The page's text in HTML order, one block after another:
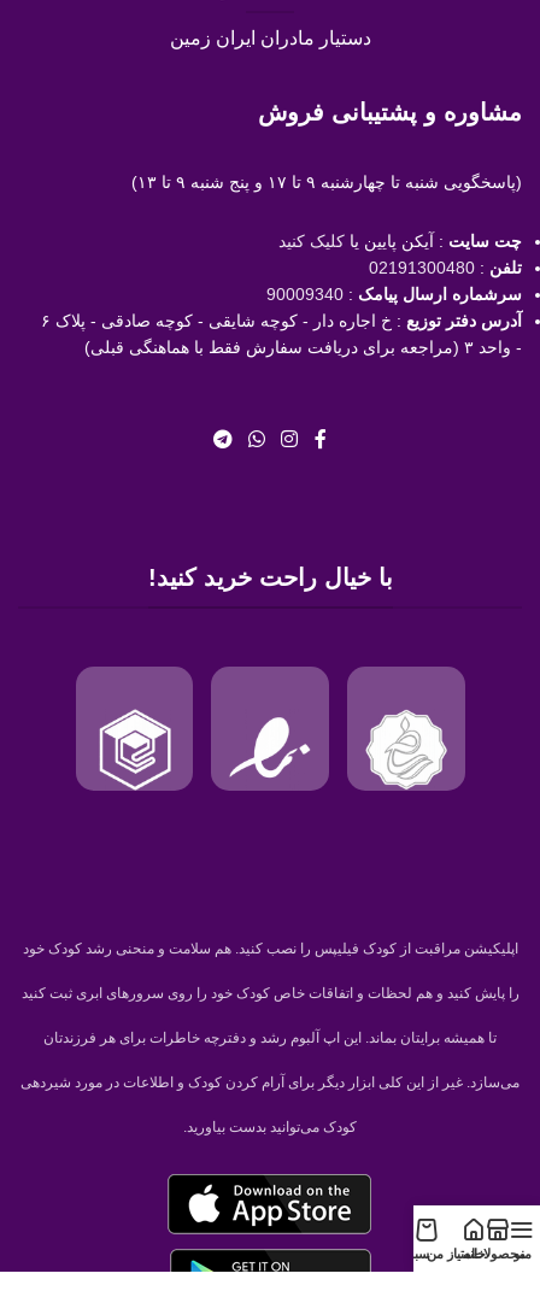
دستیار مادران ایران زمین
مشاوره و پشتیبانی فروش
(پاسخگویی شنبه تا چهارشنبه ۹ تا ۱۷ و پنج شنبه ۹ تا ۱۳)
چت سایت : آیکن پایین یا کلیک کنید
تلفن :
02191300480
سرشماره ارسال پیامک :
90009340
آدرس دفتر توزیع
: خ اجاره دار - کوچه شایقی - کوچه صادقی - پلاک ۶
- واحد ۳ (مراجعه برای دریافت سفارش فقط با هماهنگی قبلی)
با خیال راحت خرید کنید!
اپلیکیشن مراقبت از کودک فیلیپس را نصب کنید. هم سلامت و منحنی رشد کودک خود
را پایش کنید و هم لحظات و اتفاقات خاص کودک خود را روی سرورهای ابری ثبت کنید
تا همیشه برایتان بماند. این اپ آلبوم رشد و دفترچه خاطرات برای هر فرزندتان
می‌سازد. غیر از این کلی ابزار دیگر برای آرام کردن کودک و اطلاعات در مورد شیردهی
کودک می‌توانید بدست بیاورید.
منو
محصولات
خانهامتیاز منسبد